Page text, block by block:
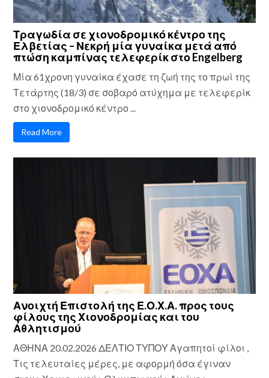
Τραγωδία σε χιονοδρομικό κέντρο της
Ελβετίας – Νεκρή μία γυναίκα μετά από
πτώση καμπίνας τελεφερίκ στο Engelberg
Μία 61χρονη γυναίκα έχασε τη ζωή της το πρωί της
Τετάρτης (18/3) σε σοβαρό ατύχημα με τελεφερίκ
στο χιονοδρομικό κέντρο ...
Read More
Ανοιχτή Επιστολή της Ε.Ο.Χ.Α. προς τους
φίλους της Χιονοδρομίας και του
Αθλητισμού
ΑΘΗΝΑ 20.02.2026 ΔΕΛΤΙΟ ΤΥΠΟΥ Αγαπητοί φίλοι ,
Τις τελευταίες μέρες, με αφορμή όσα έγιναν